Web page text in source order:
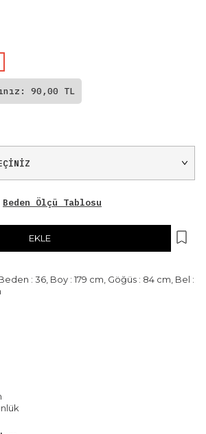
90,00 TL
Beden Ölçü Tablosu
EKLE
: 36, Boy : 179 cm, Göğüs : 84 cm, Bel :